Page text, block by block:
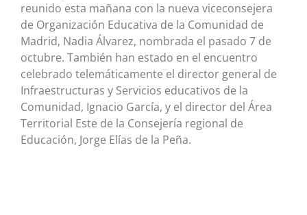
reunido esta mañana con la nueva viceconsejera
de Organización Educativa de la Comunidad de
Madrid, Nadia Álvarez, nombrada el pasado 7 de
octubre. También han estado en el encuentro
celebrado telemáticamente el director general de
Infraestructuras y Servicios educativos de la
Comunidad, Ignacio García, y el director del Área
Territorial Este de la Consejería regional de
Educación, Jorge Elías de la Peña.